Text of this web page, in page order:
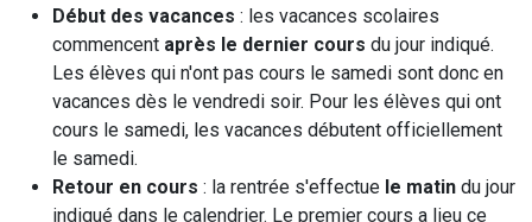
Début des vacances : les vacances scolaires
commencent après le dernier cours du jour indiqué.
Les élèves qui n'ont pas cours le samedi sont donc en
vacances dès le vendredi soir. Pour les élèves qui ont
cours le samedi, les vacances débutent officiellement
le samedi.
Retour en cours : la rentrée s'effectue le matin du jour
indiqué dans le calendrier. Le premier cours a lieu ce